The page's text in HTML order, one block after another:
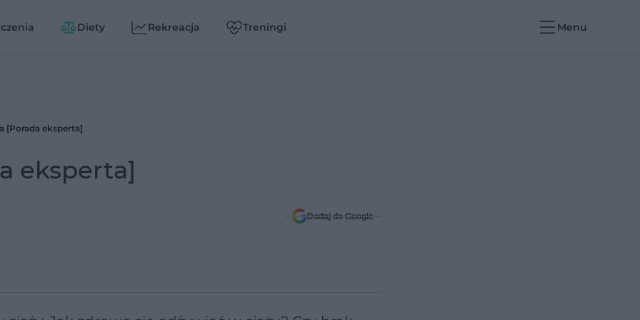
Diety Rekreacja Treningi Menu
[Porada eksperta]
eksperta]
Dodaj do Google